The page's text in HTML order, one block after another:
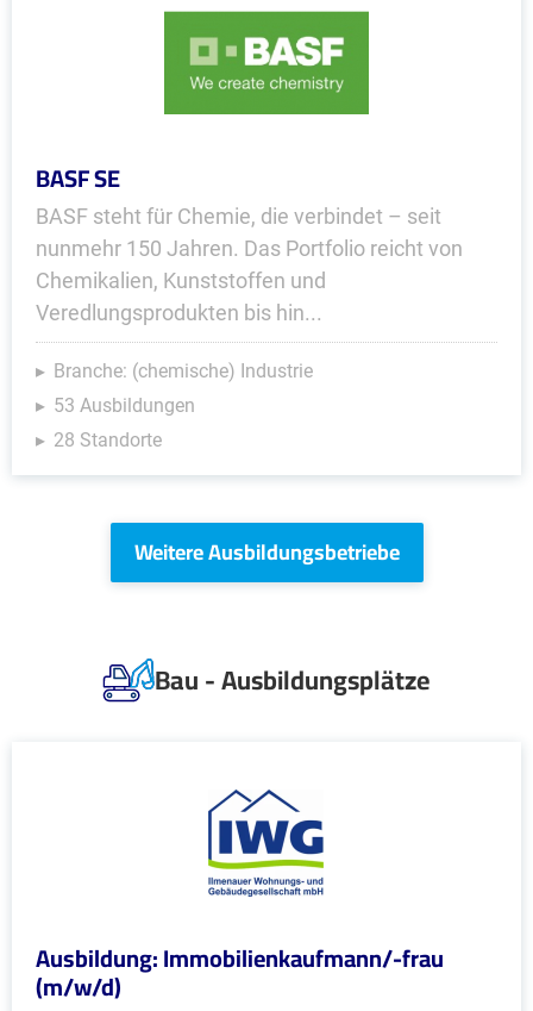
BASF SE
BASF steht für Chemie, die verbindet – seit
nunmehr 150 Jahren. Das Portfolio reicht von
Chemikalien, Kunststoffen und
Veredlungsprodukten bis hin...
Branche: (chemische) Industrie
53 Ausbildungen
28 Standorte
Weitere Ausbildungsbetriebe
Bau - Ausbildungsplätze
Ausbildung: Immobilienkaufmann/-frau
(m/w/d)